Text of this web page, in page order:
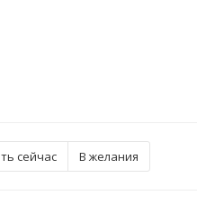
сейчас В желания